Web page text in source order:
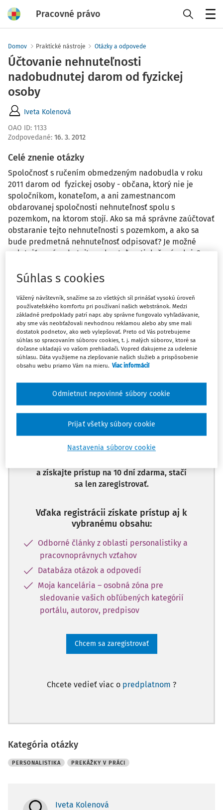
Pracovné právo
Domov Praktické nástroje Otázky a odpovede
Účtovanie nehnuteľnosti
nadobudnutej darom od fyzickej
osoby
Iveta Kolenová
OAO ID: 1133
Zodpovedané: 16. 3. 2012
Celé znenie otázky
Spoločnosť s ručením obmedzeným nadobudla v roku
2011 darom od fyzickej osoby - občana, ktorý nie je
spoločníkom, konateľom, a ani zamestnancom
obdarovanej spoločnosti nehnuteľnosť spolu s
pozemkom, na ktorom stojí. Ako sa má správne zaúčtovať
obstaranie tejto nehnuteľnosti s pozemkom, a ako sa
bude predmetná nehnuteľnosť odpisovať? Je možné
uplatniť v prípade tejto nehnuteľnosti daňový odpis?
Odpoveď
Máte predplatné? Prihláste sa
začiatok...
Celý odborný obsah z tejto oblasti je
a získajte prístup na 10 dní zdarma, stačí
sa len zaregistrovať.
Vďaka registrácii získate prístup aj k
vybranému obsahu:
Odborné články z oblasti personalistiky a
pracovnoprávnych vzťahov
Databáza otázok a odpovedí
Moja kancelária – osobná zóna pre
sledovanie vašich obľúbených kategórií
portálu, autorov, predpisov
Chcem sa zaregistrovať
Chcete vedieť viac o predplatnom ?
Kategória otázky
PERSONALISTIKA PREKÁŽKY V PRÁCI
Iveta Kolenová
Súhlas s cookies
Vážený návštevník, snažíme sa zo všetkých síl prinášať vysokú úroveň
používateľského komfortu pri používaní našich webstránok. Medzi
základné predpoklady patrí napr. aby správne fungovalo vyhľadávanie,
aby sme vás neobťažovali nevhodnou reklamou alebo aby sme mali
dostatok podnetov, ako web vylepšovať. Preto od Vás potrebujeme
súhlas so spracovaním súborov cookies, t. j. malých súborov, ktoré sa
dočasne ukladajú vo vašom prehliadači. Vopred ďakujeme za udelenie
súhlasu. Dáta využijeme na zlepšovanie našich služieb a prispôsobenie
obsahu webu priamo Vám na mieru. Viac informácií
Nastavenia súborov cookie
Odmietnut nepovinné súbory cookie
Prijať všetky súbory cookie